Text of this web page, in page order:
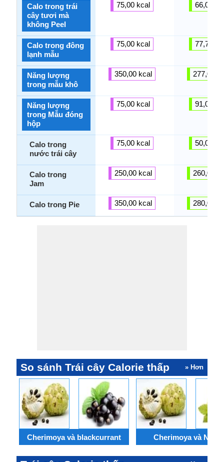
Calo trong trái
cây tươi mà
không Peel
Calo trong đông
lạnh mẫu
Năng lượng
trong mẫu khô
Năng lượng
trong Mẫu đóng
hộp
Calo trong
nước trái cây
Calo trong
Jam
Calo trong Pie
75,00 kcal
75,00 kcal
350,00 kcal
75,00 kcal
75,00 kcal
250,00 kcal
350,00 kcal
66,00
77,73
277,00
91,00
50,00
260,00
280,00
So sánh Trái cây Calorie thấp » Hơn
Cherimoya và blackcurrant Cherimoya và Nho